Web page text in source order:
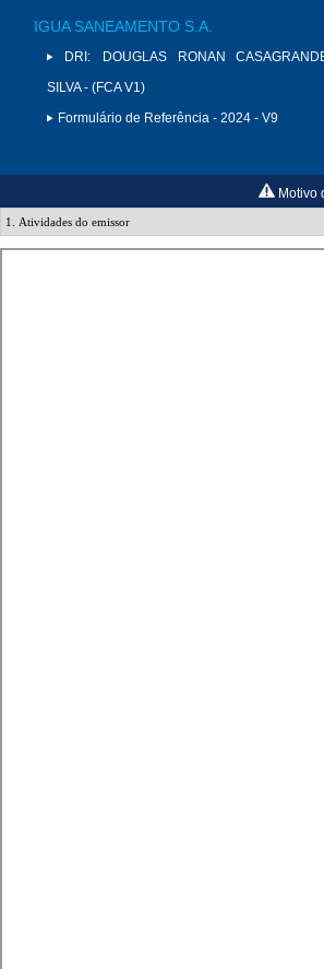
IGUA SANEAMENTO S.A.
DRI:
DOUGLAS RONAN
SILVA - (FCA V1)
Formulário de Referência - 2024 - V9
Motivo